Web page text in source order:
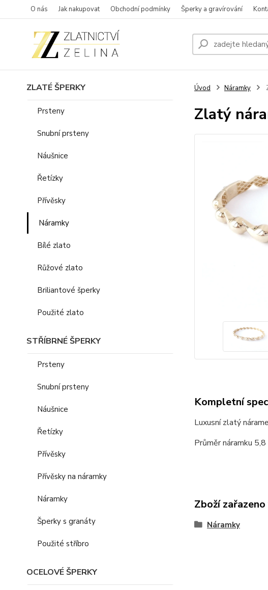
O nás Jak nakupovat Obchodní podmínky Šperky a gravírování
ZLATÉ ŠPERKY
Prsteny
Snubní prsteny
Náušnice
Řetízky
Přívěsky
Náramky
Bílé zlato
Růžové zlato
Briliantové šperky
Použité zlato
STŘÍBRNÉ ŠPERKY
Prsteny
Snubní prsteny
Náušnice
Řetízky
Přívěsky
Přívěsky na náramky
Náramky
Šperky s granáty
Použité stříbro
OCELOVÉ ŠPERKY
Úvod Náramky
Zlatý
Kompletní
Luxusní zlatý
Průměr náramku
Zboží
Náramky